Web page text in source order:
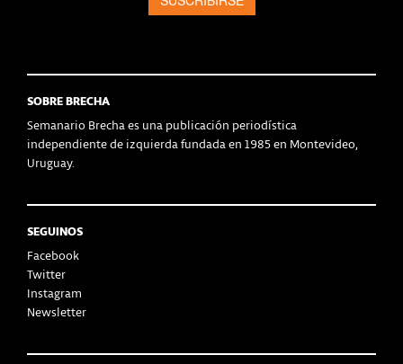
SOBRE BRECHA
Semanario Brecha es una publicación periodística
independiente de izquierda fundada en 1985 en Montevideo,
Uruguay.
SEGUINOS
Facebook
Twitter
Instagram
Newsletter